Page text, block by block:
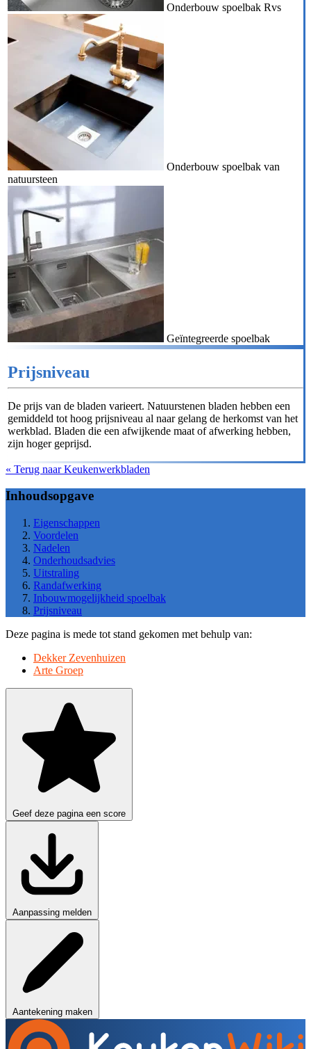
Onderbouw spoelbak Rvs
Onderbouw spoelbak van
natuursteen
Geïntegreerde spoelbak
Prijsniveau
De prijs van de bladen varieert. Natuurstenen bladen hebben een
gemiddeld tot hoog prijsniveau al naar gelang de herkomst van het
werkblad. Bladen die een afwijkende maat of afwerking hebben,
zijn hoger geprijsd.
« Terug naar Keukenwerkbladen
Inhoudsopgave
Eigenschappen
Voordelen
Nadelen
Onderhoudsadvies
Uitstraling
Randafwerking
Inbouwmogelijkheid spoelbak
Prijsniveau
Deze pagina is mede tot stand gekomen met behulp van:
Dekker Zevenhuizen
Arte Groep
Geef deze pagina een score
Aanpassing melden
Aantekening maken